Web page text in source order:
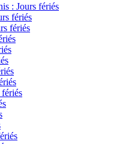
: Jours fériés
fériés
fériés